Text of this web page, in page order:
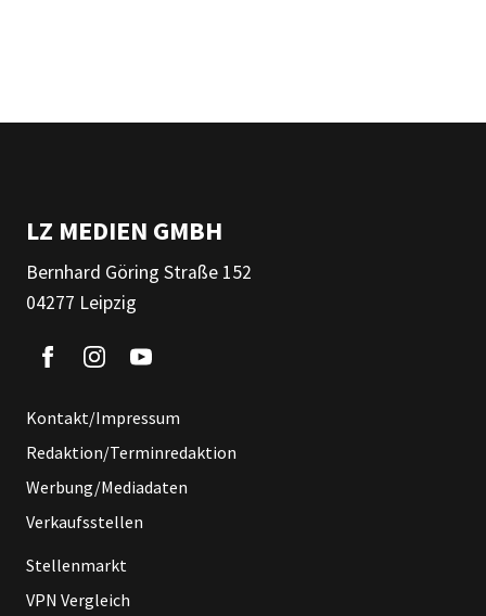
LZ MEDIEN GMBH
Bernhard Göring Straße 152
04277 Leipzig
Kontakt/Impressum
Redaktion/Terminredaktion
Werbung/Mediadaten
Verkaufsstellen
Stellenmarkt
VPN Vergleich